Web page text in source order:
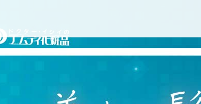
テ
ン
ツ
ドクターイシイの